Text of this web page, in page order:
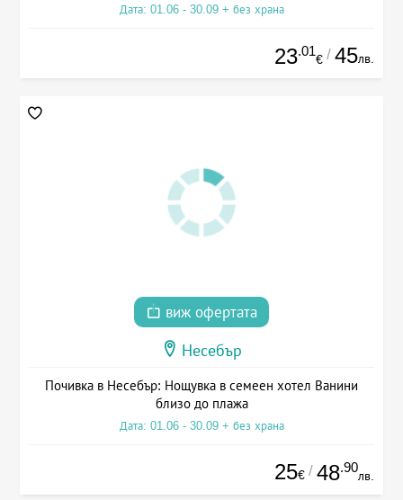
Дата: 01.06 - 30.09 + без храна
23.01
€ / 45лв.
виж офертата
Несебър
Почивка в Несебър: Нощувка в семеен хотел Ванини
близо до плажа
Дата: 01.06 - 30.09 + без храна
25€ / 48.90
лв.